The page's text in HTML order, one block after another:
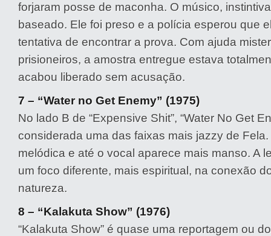
forjaram posse de maconha. O músico,
baseado. Ele foi preso e a polícia esperou que
tentativa de encontrar a prova. Com ajuda
prisioneiros, a amostra entregue estava
acabou liberado sem acusação.
7 – “Water no Get Enemy” (1975)
No lado B de “Expensive Shit”, “Water No Get
considerada uma das faixas mais jazzy de
melódica e até o vocal aparece mais manso. A
um foco diferente, mais espiritual, na conexão
natureza.
8 – “Kalakuta Show” (1976)
“Kalakuta Show” é quase uma reportagem ou